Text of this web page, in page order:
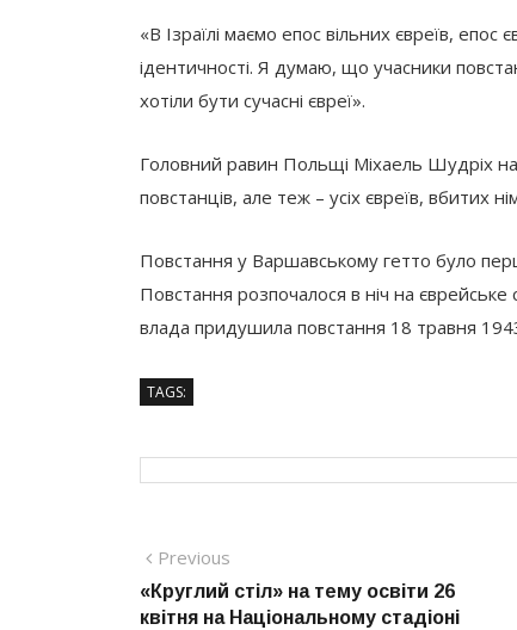
«В Ізраїлі маємо епос вільних євреїв,
ідентичності. Я думаю, що учасники
хотіли бути сучасні євреї».
Головний равин Польщі Міхаель Шудріх
повстанців, але теж – усіх євреїв, вбитих
Повстання у Варшавському гетто було
Повстання розпочалося в ніч на
влада придушила повстання 18 травня
TAGS:
Навігація
записів
Previous
post:
«Круглий стіл» на тему освіти 26
квітня на Національному стадіоні